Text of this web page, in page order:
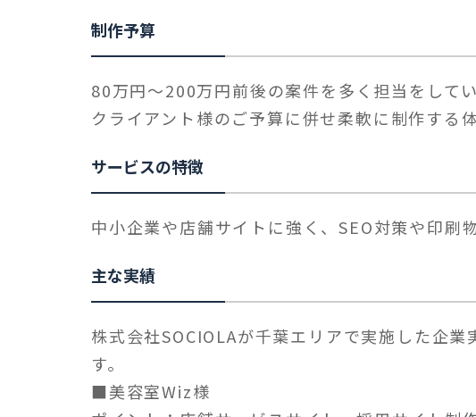
制作予算
80万円〜200万円前後の案件を多く担当をして
クライアント様のご予算に併せ柔軟に制作する
サービスの特徴
中小企業や店舗サイトに強く、SEO対策や印刷
主な実績
株式会社SOCIOLAが千葉エリアで実施した企業
す。
■美容室Wiz様